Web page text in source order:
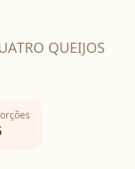
QUEIJOS